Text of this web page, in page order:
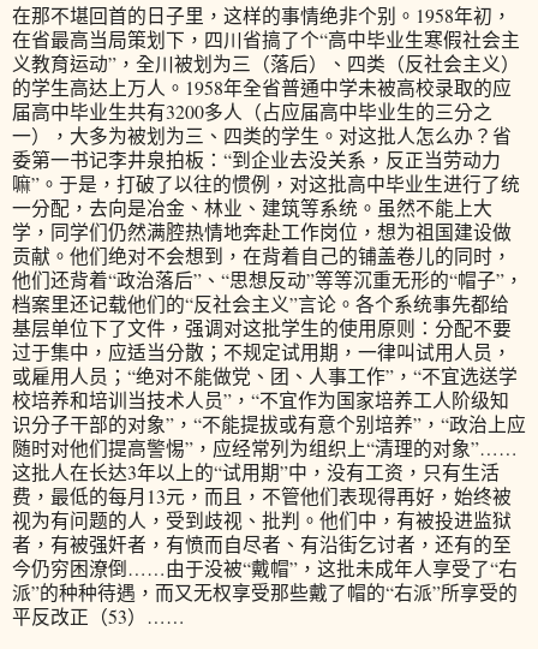
在那不堪回首的日子里，这样的事情绝非个别。1958年初，
在省最高当局策划下，四川省搞了个“高中毕业生寒假社会主
义教育运动”，全川被划为三（落后）、四类（反社会主义）
的学生高达上万人。1958年全省普通中学未被高校录取的应
届高中毕业生共有3200多人（占应届高中毕业生的三分之
一），大多为被划为三、四类的学生。对这批人怎么办？省
委第一书记李井泉拍板：“到企业去没关系，反正当劳动力
嘛”。于是，打破了以往的惯例，对这批高中毕业生进行了统
一分配，去向是冶金、林业、建筑等系统。虽然不能上大
学，同学们仍然满腔热情地奔赴工作岗位，想为祖国建设做
贡献。他们绝对不会想到，在背着自己的铺盖卷儿的同时，
他们还背着“政治落后”、“思想反动”等等沉重无形的“帽子”，
档案里还记载他们的“反社会主义”言论。各个系统事先都给
基层单位下了文件，强调对这批学生的使用原则：分配不要
过于集中，应适当分散；不规定试用期，一律叫试用人员，
或雇用人员；“绝对不能做党、团、人事工作”，“不宜选送学
校培养和培训当技术人员”，“不宜作为国家培养工人阶级知
识分子干部的对象”，“不能提拔或有意个别培养”，“政治上应
随时对他们提高警惕”，应经常列为组织上“清理的对象”……
这批人在长达3年以上的“试用期”中，没有工资，只有生活
费，最低的每月13元，而且，不管他们表现得再好，始终被
视为有问题的人，受到歧视、批判。他们中，有被投进监狱
者，有被强奸者，有愤而自尽者、有沿街乞讨者，还有的至
今仍穷困潦倒……由于没被“戴帽”，这批未成年人享受了“右
派”的种种待遇，而又无权享受那些戴了帽的“右派”所享受的
平反改正（53）……